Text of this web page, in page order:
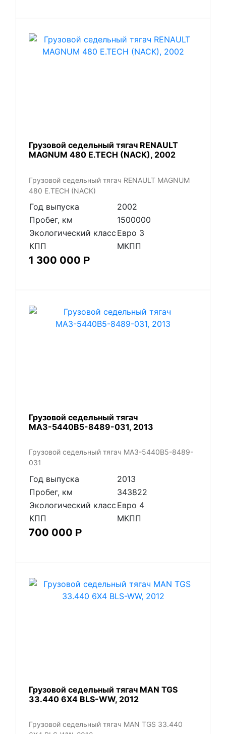
​Грузовой седельный тягач RENAULT
MAGNUM 480 E.TECH (NACK), 2002
​Грузовой седельный тягач RENAULT MAGNUM
480 E.TECH (NACK)
Год выпуска
2002
Пробег, км
1500000
Экологический класс Евро 3
КПП
МКПП
1 300 000 Р
​Грузовой седельный тягач
МАЗ-5440В5-8489-031, 2013
​Грузовой седельный тягач МАЗ-5440В5-8489-
031
Год выпуска
2013
Пробег, км
343822
Экологический класс Евро 4
КПП
МКПП
700 000 Р
​Грузовой седельный тягач MAN TGS
33.440 6X4 BLS-WW, 2012
​Грузовой седельный тягач MAN TGS 33.440